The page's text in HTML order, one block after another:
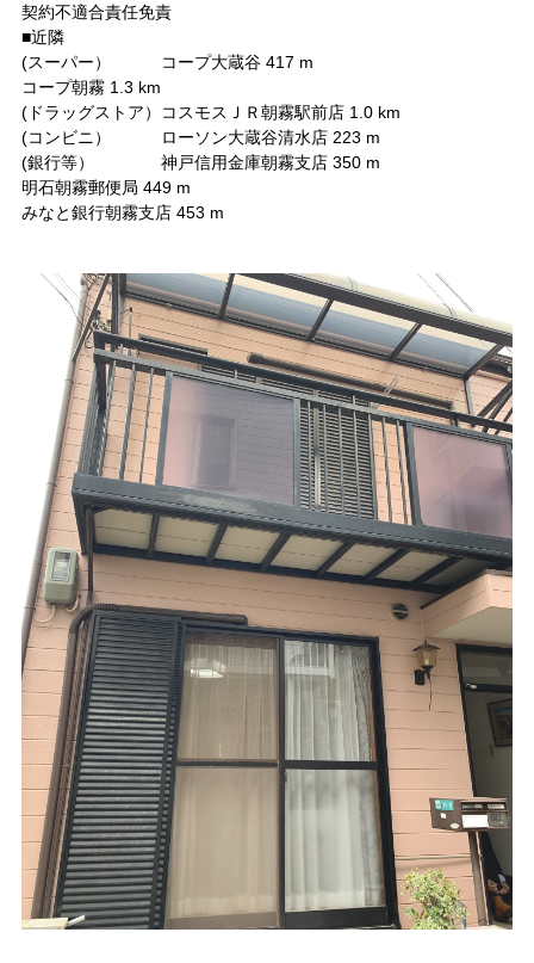
契約不適合責任免責
■近隣
(スーパー） コープ大蔵谷 417 m
コープ朝霧 1.3 km
(ドラッグストア）コスモスＪＲ朝霧駅前店 1.0 km
(コンビニ） ローソン大蔵谷清水店 223 m
(銀行等） 神戸信用金庫朝霧支店 350 m
明石朝霧郵便局 449 m
みなと銀行朝霧支店 453 m